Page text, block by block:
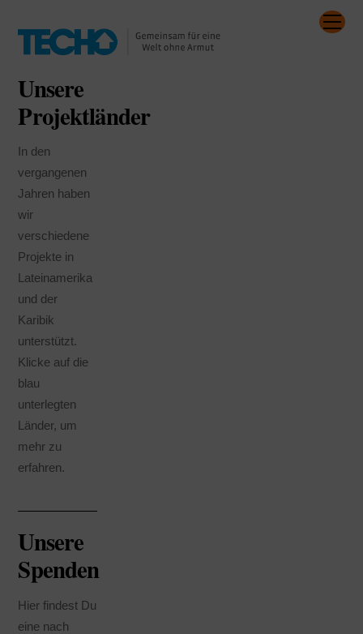
content
Unsere
Projektländer
In den
vergangenen
Jahren haben
wir
verschiedene
Projekte in
Lateinamerika
und der
Karibik
unterstützt.
Klicke auf die
blau
unterlegten
Länder, um
mehr zu
erfahren.
Unsere
Spenden
Hier findest Du
eine nach